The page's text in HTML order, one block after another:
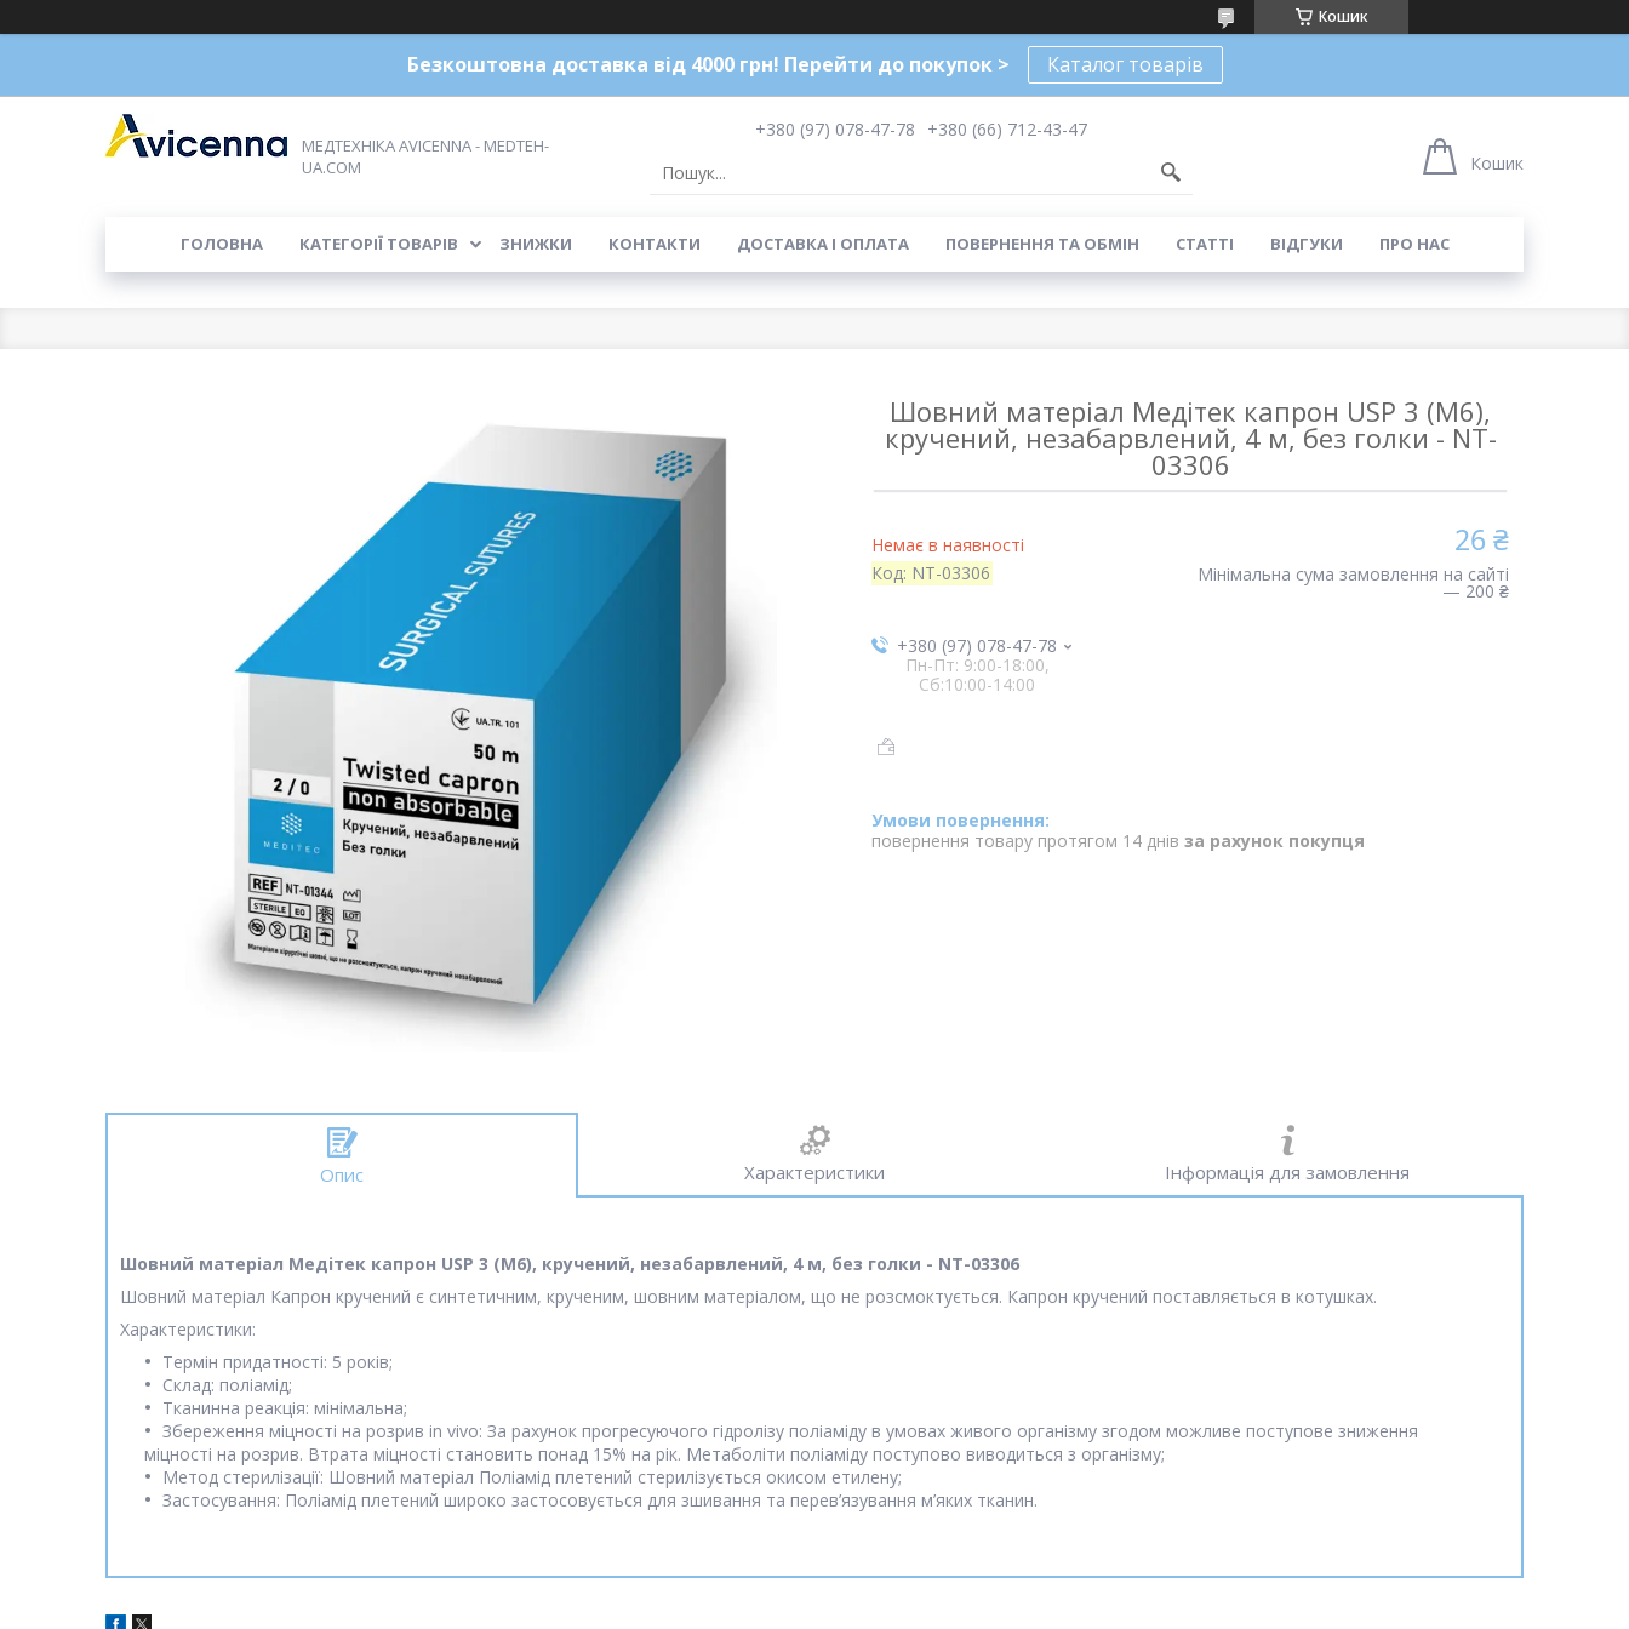
Кошик
Безкоштовна доставка від 4000 грн! Перейти до покупок > Каталог товарів
МЕДТЕХНІКА AVICENNA - MEDTEH-
UA.COM
+380 (97) 078-47-78
+380 (66) 712-43-47
Кошик
ГОЛОВНА КАТЕГОРІЇ ТОВАРІВ ЗНИЖКИ КОНТАКТИ ДОСТАВКА І ОПЛАТА ПОВЕРНЕННЯ ТА ОБМІН СТАТТІ ВІДГУКИ ПРО НАС
Шовний матеріал Медітек капрон USP 3 (М6),
кручений, незабарвлений, 4 м, без голки - NT-
03306
Немає в наявності
Код: NT-03306
26 ₴
Мінімальна сума замовлення на сайті
— 200 ₴
+380 (97) 078-47-78
Пн-Пт: 9:00-18:00,
Сб:10:00-14:00
повернення товару протягом 14 днів за рахунок покупця
Опис Характеристики Інформація для замовлення
Шовний матеріал Медітек капрон USP 3 (М6), кручений, незабарвлений, 4 м, без голки - NT-03306
Шовний матеріал Капрон кручений є синтетичним, крученим, шовним матеріалом, що не розсмоктується. Капрон кручений поставляється в котушках.
Характеристики:
Термін придатності: 5 років;
Склад: поліамід;
Тканинна реакція: мінімальна;
Збереження міцності на розрив in vivo: За рахунок прогресуючого гідролізу поліаміду в умовах живого організму згодом можливе поступове зниження
міцності на розрив. Втрата міцності становить понад 15% на рік. Метаболіти поліаміду поступово виводиться з організму;
Метод стерилізації: Шовний матеріал Поліамід плетений стерилізується окисом етилену;
Застосування: Поліамід плетений широко застосовується для зшивання та перев’язування м’яких тканин.